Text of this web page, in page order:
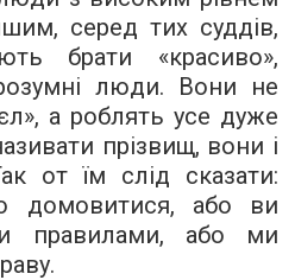
серед тих суддів,
брати «красиво»,
люди. Вони не
а роблять усе дуже
прізвищ, вони і
от їм слід сказати:
домовитися, або ви
правилами, або ми